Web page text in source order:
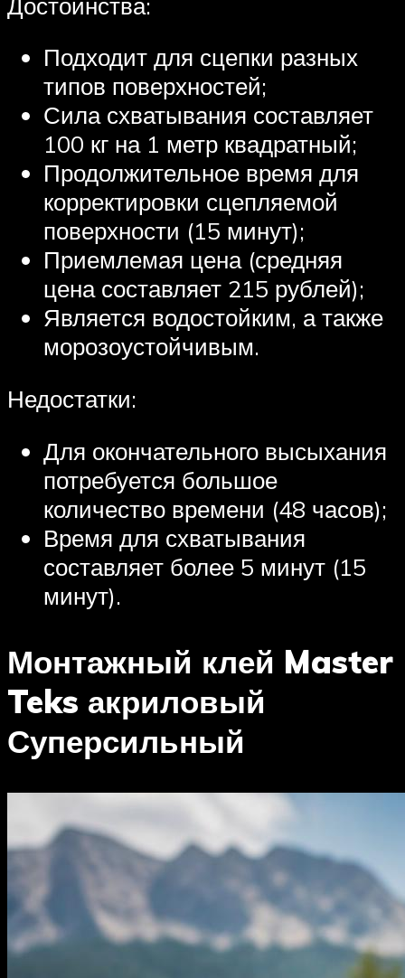
Подходит для сцепки разных
типов поверхностей;
Сила схватывания составляет
100 кг на 1 метр квадратный;
Продолжительное время для
корректировки сцепляемой
поверхности (15 минут);
Приемлемая цена (средняя
цена составляет 215 рублей);
Является водостойким, а также
морозоустойчивым.
Недостатки:
Для окончательного высыхания
потребуется большое
количество времени (48 часов);
Время для схватывания
составляет более 5 минут (15
минут).
Монтажный клей Master
Teks акриловый
Суперсильный